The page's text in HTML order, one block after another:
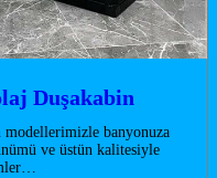
Duşakabin
banyonuza
ve üstün kalitesiyle